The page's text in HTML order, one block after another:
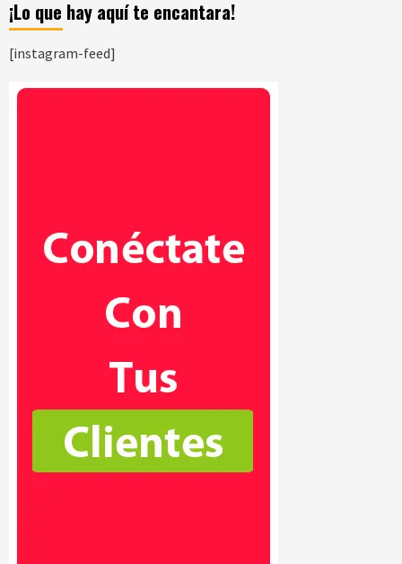
¡Lo que hay aquí te encantara!
[instagram-feed]